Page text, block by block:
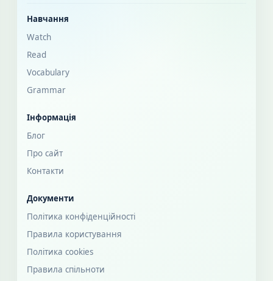
Навчання
Watch
Read
Vocabulary
Grammar
Інформація
Блог
Про сайт
Контакти
Документи
Політика конфіденційності
Правила користування
Політика cookies
Правила спільноти